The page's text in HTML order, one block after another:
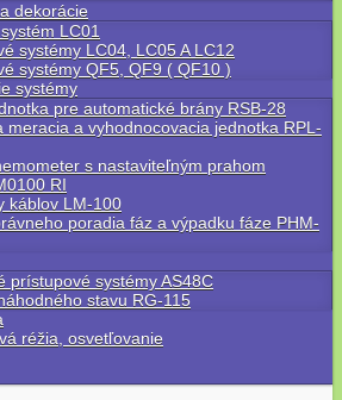
dekorácie
LC01
systémy LC04, LC05 A LC12
systémy QF5, QF9 ( QF10 )
systémy
pre automatické brány RSB-28
meracia a vyhodnocovacia jednotka RPL-
s nastaviteľným prahom
RI
káblov LM-100
poradia fáz a výpadku fáze PHM-
prístupové systémy AS48C
stavu RG-115
réžia, osvetľovanie